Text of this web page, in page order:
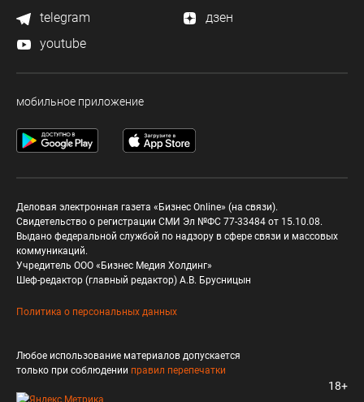
telegram
дзен
youtube
мобильное приложение
Деловая электронная газета «Бизнес Online» (на связи).
Свидетельство о регистрации СМИ Эл №ФС 77-33484 от 15.10.08.
Выдано федеральной службой по надзору в сфере связи и массовых
коммуникаций.
Учредитель ООО «Бизнес Медия Холдинг»
Шеф-редактор (главный редактор) А.В. Брусницын
Политика о персональных данных
Любое использование материалов допускается
только при соблюдении правил перепечатки
18+